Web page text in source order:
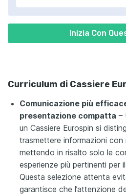
Inizia Con
Curriculum di Cassiere
Comunicazione più
presentazione compatta –
un Cassiere Eurospin si
trasmettere informazioni
mettendo in risalto solo le
esperienze più pertinenti per
Questa selezione attenta
garantisce che l’attenzione